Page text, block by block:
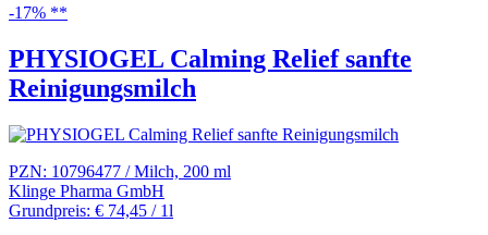
-17% **
PHYSIOGEL Calming Relief sanfte
Reinigungsmilch
PZN: 10796477 / Milch, 200 ml
Klinge Pharma GmbH
Grundpreis: € 74,45 / 1l